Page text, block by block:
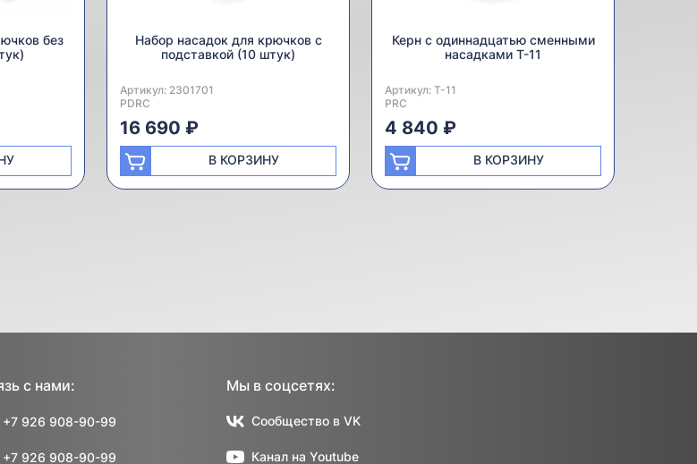
без
Набор насадок для крючков с
подставкой (10 штук)
Артикул: 2301701
Производитель:
PDRC
16 690 ₽
В КОРЗИНУ
Керн с одиннадцатью сменными
насадками T-11
Артикул: T-11
Производитель:
PRC
4 840 ₽
В КОРЗИНУ
с нами:
+7 926 908-90-99
+7 926 908-90-99
Мы в соцсетях:
Сообщество в VK
Канал на Youtube